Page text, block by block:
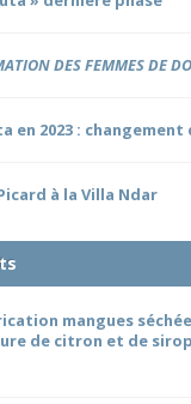
DES FEMMES DE
en 2023 :
à la Villa Ndar
mangues
de citron et de